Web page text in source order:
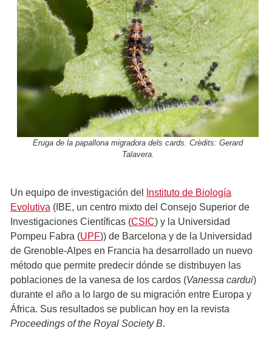
Eruga de la papallona migradora dels cards. Crèdits: Gerard
Talavera.
Un equipo de investigación del
Instituto de Biología
Evolutiva (IBE, un centro mixto del Consejo Superior de
Investigaciones Científicas (CSIC) y la Universidad
Pompeu Fabra (UPF)) de Barcelona y de la Universidad
de Grenoble-Alpes en Francia ha desarrollado un nuevo
método que permite predecir dónde se distribuyen las
poblaciones de la vanesa de los cardos (Vanessa cardui)
durante el año a lo largo de su migración entre Europa y
África. Sus resultados se publican hoy en la revista
Proceedings of the Royal Society B.